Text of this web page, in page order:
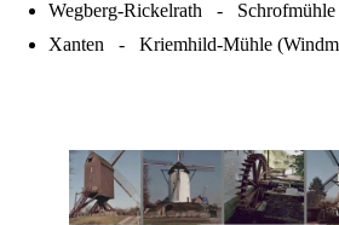
Wegberg-Rickelrath - Schrofmühle
Xanten - Kriemhild-Mühle